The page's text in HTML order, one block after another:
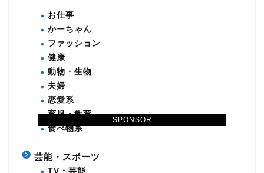
SPONSOR
お仕事
かーちゃん
ファッション
健康
動物・生物
夫婦
恋愛系
育児・教育
食べ物系
芸能・スポーツ
TV・芸能